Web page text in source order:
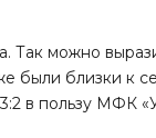
Так можно
близки к
в пользу МФК